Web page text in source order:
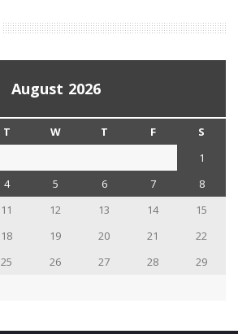
August 2026
T W T F
S
1
4 5 6 7
8
11 12 13 14
15
18 19 20 21
22
25 26 27 28
29